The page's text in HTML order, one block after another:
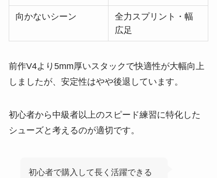
向かないシーン
全力スプリント・幅
広足
前作V4より5mm厚いスタックで快適性が大幅向上
しましたが、安定性はやや後退しています。
初心者から中級者以上のスピード練習に特化した
シューズと考えるのが適切です。
初心者で購入して長く活躍できる